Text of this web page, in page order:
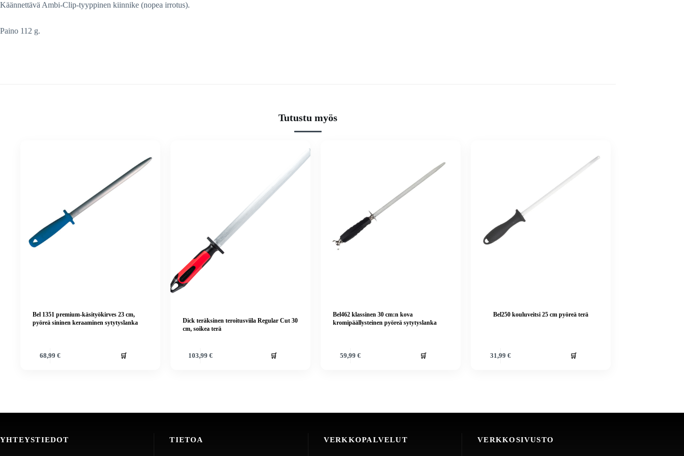
Käännettävä Ambi-Clip-tyyppinen kiinnike (nopea irrotus).
Paino 112 g.
Tutustu myös
Bel 1351 premium-käsityökirves 23 cm,
pyöreä sininen keraaminen sytytyslanka
68,99€ 🛒
Dick teräksinen teroitusviila Regular Cut 30
cm, soikea terä
103,99 € 🛒
Bel462 klassinen 30 cm:n kova
kromipäällysteinen pyöreä sytytyslanka
59,99 € 🛒
Bel250 kouluveitsi 25 cm pyöreä terä
31,99 € 🛒
YHTEYSTIEDOT TIETOA VERKKOPALVELUT VERKKOSIVUSTO